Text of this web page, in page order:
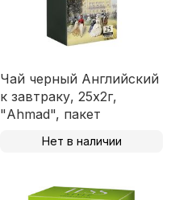
Чай черный Английский
к завтраку, 25х2г,
"Ahmad", пакет
Нет в наличии